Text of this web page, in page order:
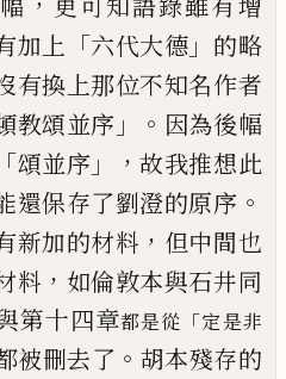
更可知語錄雖有增
加上 「六代大德 」 的略
有換上那位不知名作者
教頌並序 」。 因為後幅
「頌並序 」，故我推想此
還保存了劉澄的原序 。
新加的材料 ， 但中間也
料 ， 如倫敦本與石井同
第十四章都是從 「定是非
被刪去了 。 胡本殘存的